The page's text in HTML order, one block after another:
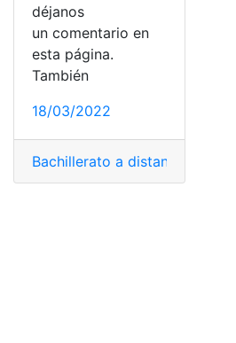
déjanos
un comentario en
esta página.
También
18/03/2022
Bachillerato a distancia